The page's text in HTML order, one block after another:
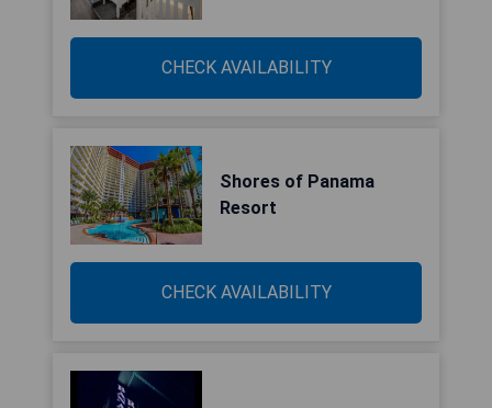
CHECK AVAILABILITY
Shores of Panama
Resort
CHECK AVAILABILITY